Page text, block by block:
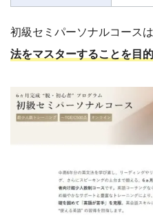
初級セミパーソナルコースは
法をマスターすることを目